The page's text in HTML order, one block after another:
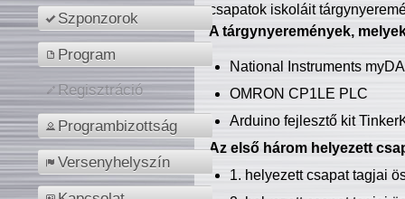
Szponzorok
Program
Regisztráció
Programbizottság
Versenyhelyszín
csapatok iskoláit
A tárgynyeremények,
National Instruments
OMRON CP1LE PLC
Arduino fejlesztő kit
Az első három helyezett
1. helyezett csapat tagjai